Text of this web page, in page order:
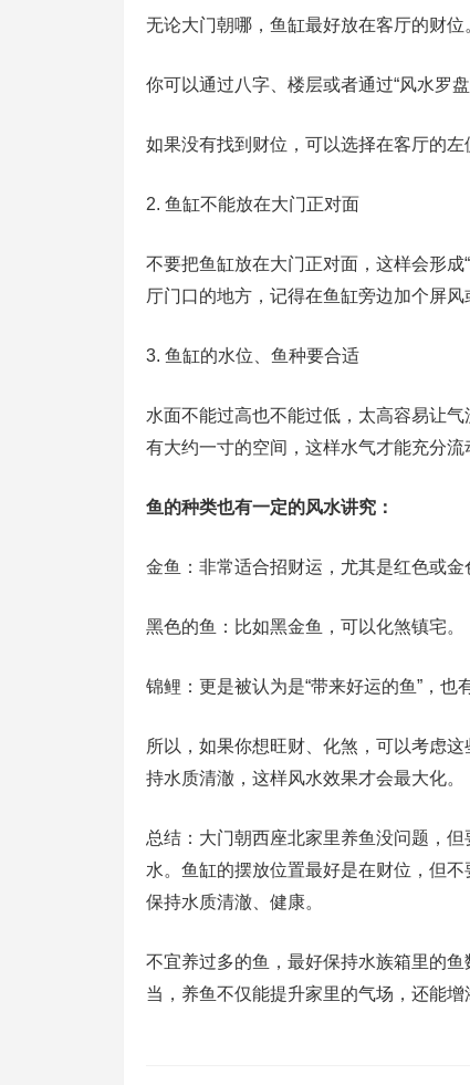
无论大门朝哪，鱼缸最好放在客厅的财位
你可以通过八字、楼层或者通过“风水罗盘
如果没有找到财位，可以选择在客厅的
2. 鱼缸不能放在大门正对面
不要把鱼缸放在大门正对面，这样会形
厅门口的地方，记得在鱼缸旁边加个屏风
3. 鱼缸的水位、鱼种要合适
水面不能过高也不能过低，太高容易让
有大约一寸的空间，这样水气才能充分流
鱼的种类也有一定的风水讲究：
金鱼：非常适合招财运，尤其是红色或
黑色的鱼：比如黑金鱼，可以化煞镇宅。
锦鲤：更是被认为是“带来好运的鱼”，也
所以，如果你想旺财、化煞，可以考虑
持水质清澈，这样风水效果才会最大化。
总结：大门朝西座北家里养鱼没问题，
水。鱼缸的摆放位置最好是在财位，但
保持水质清澈、健康。
不宜养过多的鱼，最好保持水族箱里的
当，养鱼不仅能提升家里的气场，还能增